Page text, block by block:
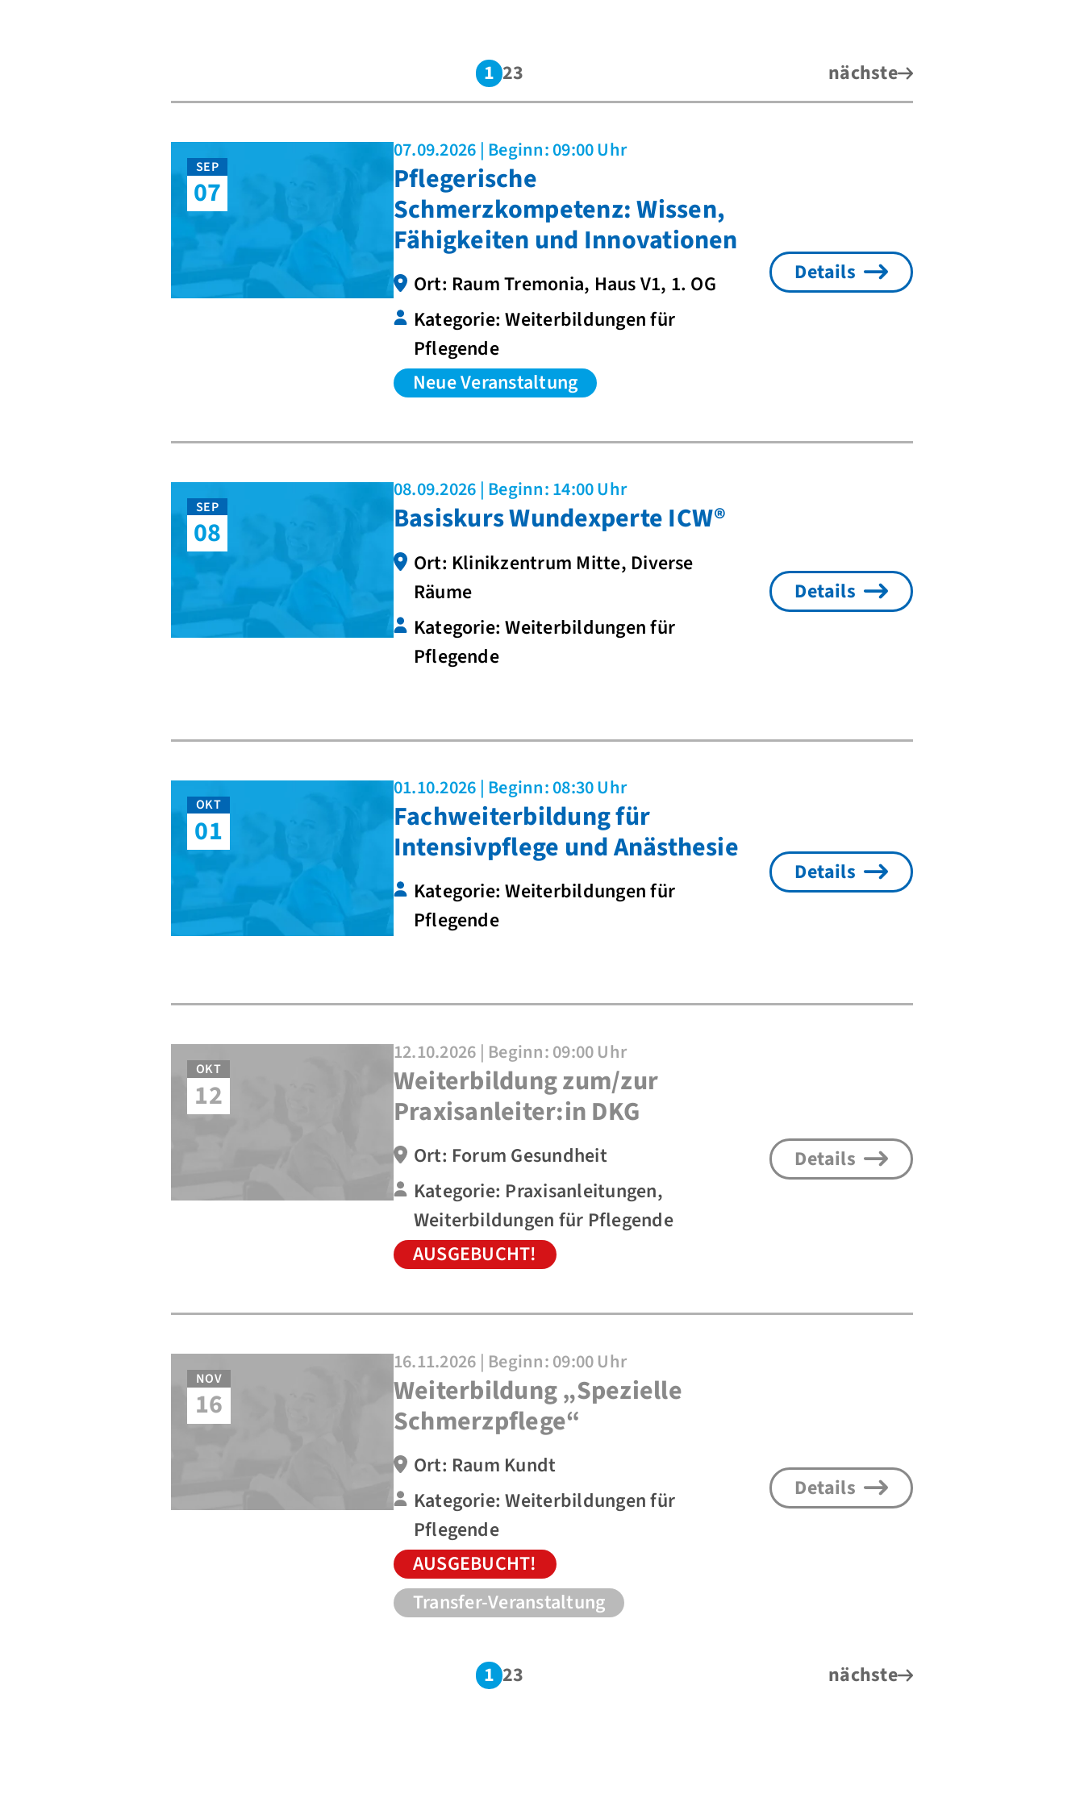
1 23 nächste
SEP
07
07.09.2026 | Beginn: 09:00 Uhr
Pflegerische
Schmerzkompetenz: Wissen,
Fähigkeiten und Innovationen
Ort: Raum Tremonia, Haus V1, 1. OG
Kategorie: Weiterbildungen für
Pflegende
Neue Veranstaltung
Details
SEP
08
08.09.2026 | Beginn: 14:00 Uhr
Basiskurs Wundexperte ICW®
Ort: Klinikzentrum Mitte, Diverse
Räume
Kategorie: Weiterbildungen für
Pflegende
Details
OKT
01
01.10.2026 | Beginn: 08:30 Uhr
Fachweiterbildung für
Intensivpflege und Anästhesie
Kategorie: Weiterbildungen für
Pflegende
Details
OKT
12
12.10.2026 | Beginn: 09:00 Uhr
Weiterbildung zum/zur
Praxisanleiter:in DKG
Ort: Forum Gesundheit
Kategorie: Praxisanleitungen,
Weiterbildungen für Pflegende
AUSGEBUCHT!
Details
NOV
16
16.11.2026 | Beginn: 09:00 Uhr
Weiterbildung „Spezielle
Schmerzpflege“
Ort: Raum Kundt
Kategorie: Weiterbildungen für
Pflegende
AUSGEBUCHT!
Transfer-Veranstaltung
Details
1 23 nächste